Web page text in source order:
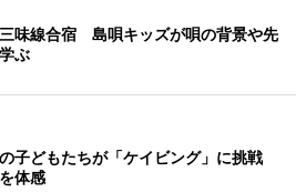
味線合宿 島唄キッズが唄の背景や先
ぶ
子どもたちが「ケイビング」に挑戦
体感